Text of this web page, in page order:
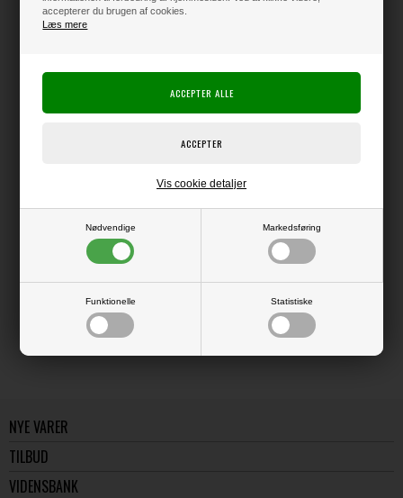
accepterer du brugen af cookies.
Læs mere
Nødvendige Markedsføring
Funktionelle Statistiske
Vis cookie detaljer
Linen Cardstock
Giver flotte, skarpe kanter ved udskæring, og er derfor supergod at bruge
Pakke med 10 ark i str. 12x12" (ca. 30,5 x 30,5 cm).
LÆS OG BLIV INSPIRERET
Læs flere artikler...
NYE VARER
TILBUD
VIDENSBANK